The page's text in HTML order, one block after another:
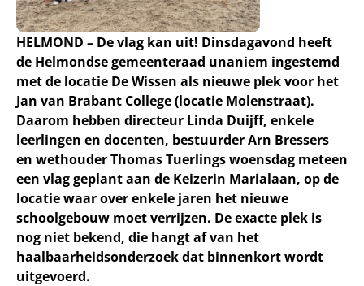
HELMOND – De vlag kan uit! Dinsdagavond heeft
de Helmondse gemeenteraad unaniem ingestemd
met de locatie De Wissen als nieuwe plek voor het
Jan van Brabant College (locatie Molenstraat).
Daarom hebben directeur Linda Duijff, enkele
leerlingen en docenten, bestuurder Arn Bressers
en wethouder Thomas Tuerlings woensdag meteen
een vlag geplant aan de Keizerin Marialaan, op de
locatie waar over enkele jaren het nieuwe
schoolgebouw moet verrijzen. De exacte plek is
nog niet bekend, die hangt af van het
haalbaarheidsonderzoek dat binnenkort wordt
uitgevoerd.